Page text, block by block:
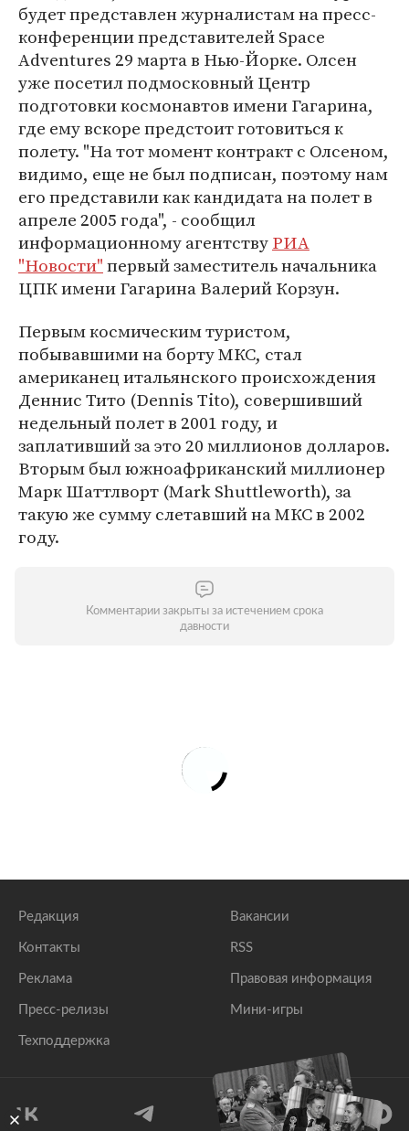
будет представлен журналистам на пресс-
конференции представителей Space
Adventures 29 марта в Нью-Йорке. Олсен
уже посетил подмосковный Центр
подготовки космонавтов имени Гагарина,
где ему вскоре предстоит готовиться к
полету. "На тот момент контракт с Олсеном,
видимо, еще не был подписан, поэтому нам
его представили как кандидата на полет в
апреле 2005 года", - сообщил
информационному агентствуРИА
"Новости"первый заместитель начальника
ЦПК имени Гагарина Валерий Корзун.
Первым космическим туристом,
побывавшими на борту МКС, стал
американец итальянского происхождения
Деннис Тито (Dennis Tito), совершивший
недельный полет в 2001 году, и
заплативший за это 20 миллионов долларов.
Вторым был южноафриканский миллионер
Марк Шаттлворт (Mark Shuttleworth), за
такую же сумму слетавший на МКС в 2002
году.
Комментарии закрыты за истечением срока
давности
Редакция
Контакты
Реклама
Пресс-релизы
Техподдержка
Вакансии
RSS
Правовая информация
Мини-игры